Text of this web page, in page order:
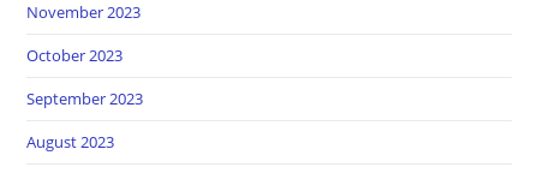
November 2023
October 2023
September 2023
August 2023